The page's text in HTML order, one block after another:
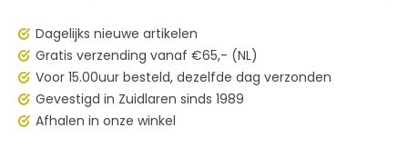
Dagelijks nieuwe artikelen
Gratis verzending vanaf €65,- (NL)
Voor 15.00uur besteld, dezelfde dag verzonden
Gevestigd in Zuidlaren sinds 1989
Afhalen in onze winkel